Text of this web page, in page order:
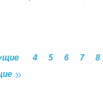
4 5 6 7
8